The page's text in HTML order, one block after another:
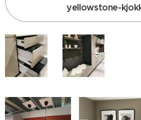
yellowstone-